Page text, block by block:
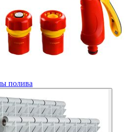
полива